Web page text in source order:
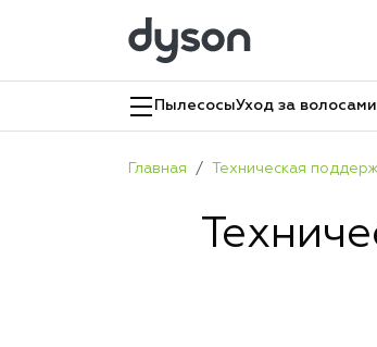
ПылесосыУход за волосами
Главная Техническая